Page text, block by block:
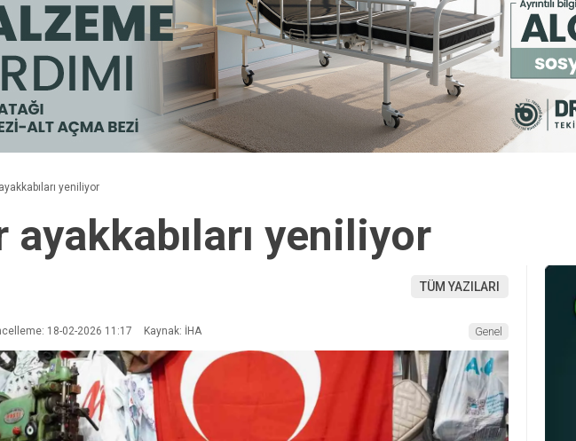
yeniliyor
ayakkabıları yeniliyor
TÜM YAZILARI
18-02-2026 11:17 Kaynak: İHA Genel